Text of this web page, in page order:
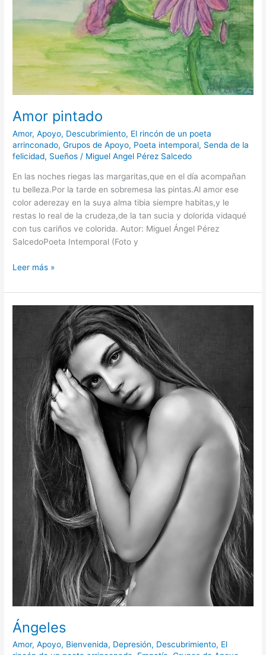
Amor pintado
Amor,Apoyo, Descubrimiento, El rincón de un poeta
arrinconado,Grupos de Apoyo, Poeta intemporal, Senda de la
felicidad, Sueños / Miguel Angel Pérez Salcedo
En las noches riegas las margaritas,que en el día acompañan
tu belleza.Por la tarde en sobremesa las pintas.Al amor ese
color aderezay en la suya alma tibia siempre habitas,y le
restas lo real de la crudeza,de la tan sucia y dolorida vidaqué
con tus cariños ve colorida. Autor: Miguel Ángel Pérez
SalcedoPoeta Intemporal (Foto y
Leer más »
Ángeles
Amor,Apoyo, Bienvenida, Depresión, Descubrimiento, El